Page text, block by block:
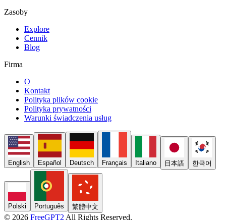
Zasoby
Explore
Cennik
Blog
Firma
O
Kontakt
Polityka plików cookie
Polityka prywatności
Warunki świadczenia usług
English Español Deutsch Français Italiano 日本語 한국어
Polski Português 繁體中文
© 2026 FreeGPT2All Rights Reserved.